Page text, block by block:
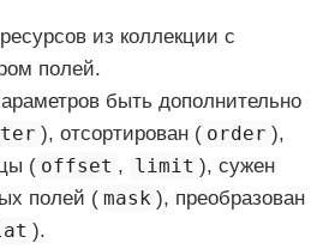
из коллекции с
полей.
быть дополнительно
), отсортирован ( order ),
( offset , limit ), сужен
полей ( mask ), преобразован
).